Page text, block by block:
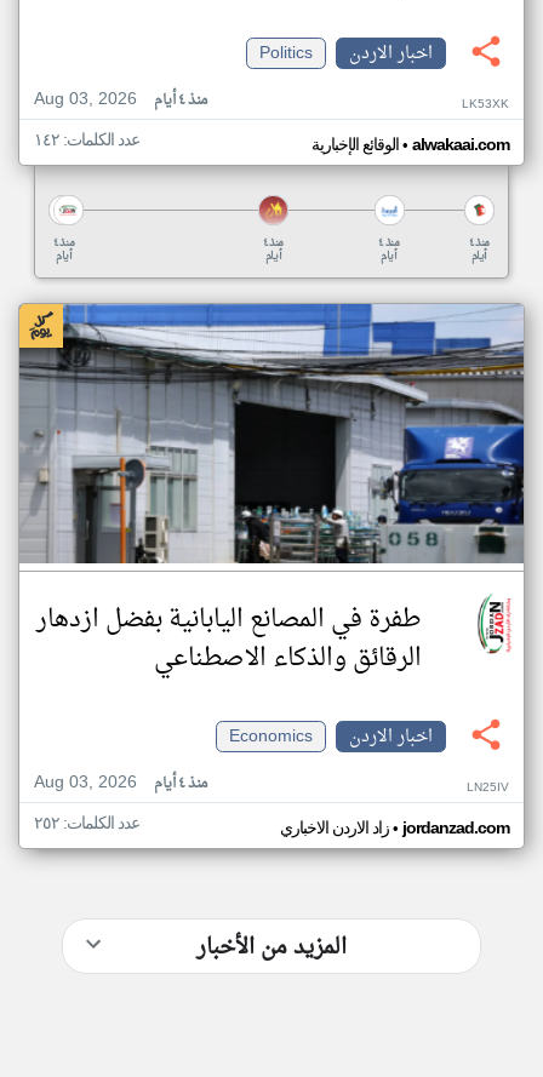
اخبار الاردن
Politics
Aug 03, 2026
منذ ٤ أيام LK53XK
الوقائع الإخبارية• alwakaai.com عدد الكلمات: ١٤٢
منذ ٤
أيام
منذ ٤
أيام
منذ ٤
أيام
منذ ٤
أيام
طفرة في المصانع اليابانية بفضل ازدهار
الرقائق والذكاء الاصطناعي
اخبار الاردن
Economics
Aug 03, 2026
منذ ٤ أيام LN25IV
زاد الاردن الاخباري•jordanzad.com عدد الكلمات: ٢٥٢
المزيد من الأخبار